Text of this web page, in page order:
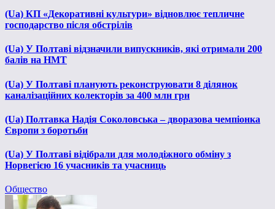
(Ua) КП «Декоративні культури» відновлює тепличне
господарство після обстрілів
(Ua) У Полтаві відзначили випускників, які отримали 200
балів на НМТ
(Ua) У Полтаві планують реконструювати 8 ділянок
каналізаційних колекторів за 400 млн грн
(Ua) Полтавка Надія Соколовська – дворазова чемпіонка
Європи з боротьби
(Ua) У Полтаві відібрали для молодіжного обміну з
Норвегією 16 учасників та учасниць
Общество